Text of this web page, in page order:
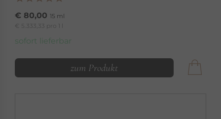
€ 80,00 15 ml
€ 5.333,33 pro 1 l
sofort lieferbar
zum Produkt